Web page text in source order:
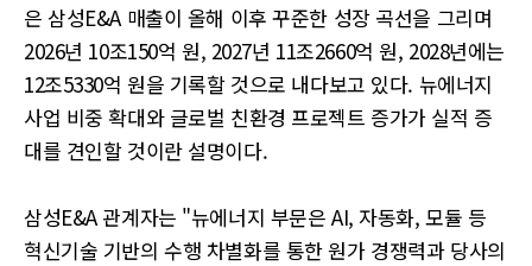
은 삼성E&A 매출이 올해 이후 꾸준한 성장 곡선을 그리며
2026년 10조150억 원, 2027년 11조2660억 원, 2028년에는
12조5330억 원을 기록할 것으로 내다보고 있다. 뉴에너지
사업 비중 확대와 글로벌 친환경 프로젝트 증가가 실적 증
대를 견인할 것이란 설명이다.
삼성E&A 관계자는 "뉴에너지 부문은 AI, 자동화, 모듈 등
혁신기술 기반의 수행 차별화를 통한 원가 경쟁력과 당사의